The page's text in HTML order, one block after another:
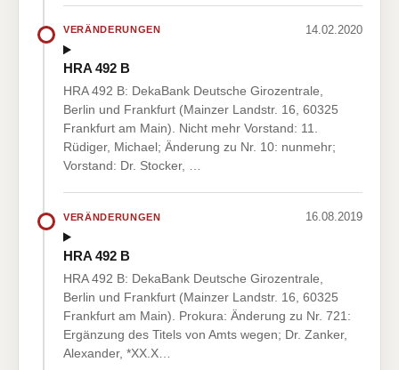
VERÄNDERUNGEN 14.02.2020
HRA 492 B
HRA 492 B: DekaBank Deutsche Girozentrale,
Berlin und Frankfurt (Mainzer Landstr. 16, 60325
Frankfurt am Main). Nicht mehr Vorstand: 11.
Rüdiger, Michael; Änderung zu Nr. 10: nunmehr;
Vorstand: Dr. Stocker, …
VERÄNDERUNGEN 16.08.2019
HRA 492 B
HRA 492 B: DekaBank Deutsche Girozentrale,
Berlin und Frankfurt (Mainzer Landstr. 16, 60325
Frankfurt am Main). Prokura: Änderung zu Nr. 721:
Ergänzung des Titels von Amts wegen; Dr. Zanker,
Alexander, *XX.X…